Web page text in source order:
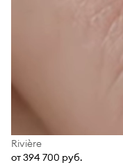
Rivière
от 394 700 руб.